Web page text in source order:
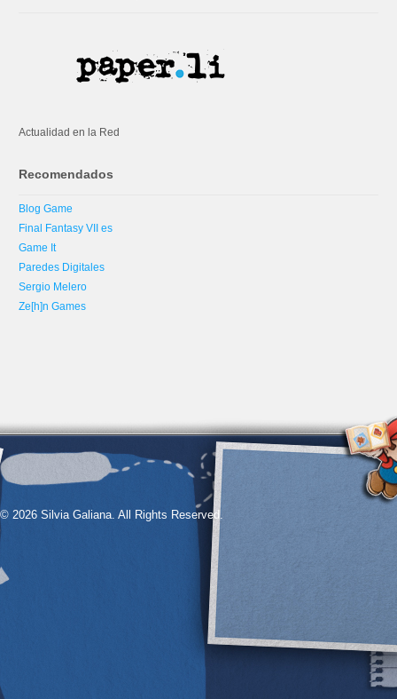
Actualidad en la Red
Recomendados
Blog Game
Final Fantasy VII es
Game It
Paredes Digitales
Sergio Melero
Ze[h]n Games
© 2026 Silvia Galiana. All Rights Reserved.